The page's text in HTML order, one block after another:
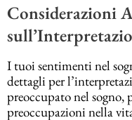
Considerazioni
I tuoi sentimenti nel
dettagli per
preoccupato nel sogno,
preoccupazioni nella